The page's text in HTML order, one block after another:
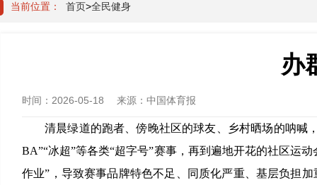
当前位置： 首页>全民健身
办
时间： 2026-05-18 来源： 中国体育报
清晨绿道的跑者、傍晚社区的球友、乡村晒场的呐喊
BA”“冰超”等各类“超字号”赛事，再到遍地开花的社区运
作业”，导致赛事品牌特色不足、同质化严重、基层负担